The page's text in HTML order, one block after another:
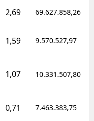
2,69 69.627.858,26
1,59 9.570.527,97
1,07 10.331.507,80
0,71 7.463.383,75